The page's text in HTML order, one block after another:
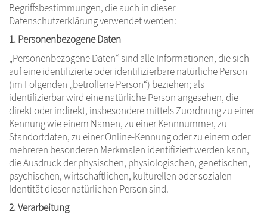
Begriffsbestimmungen, die auch in dieser
Datenschutzerklärung verwendet werden:
1. Personenbezogene Daten
„Personenbezogene Daten“ sind alle Informationen, die sich
auf eine identifizierte oder identifizierbare natürliche Person
(im Folgenden „betroffene Person“) beziehen; als
identifizierbar wird eine natürliche Person angesehen, die
direkt oder indirekt, insbesondere mittels Zuordnung zu einer
Kennung wie einem Namen, zu einer Kennnummer, zu
Standortdaten, zu einer Online-Kennung oder zu einem oder
mehreren besonderen Merkmalen identifiziert werden kann,
die Ausdruck der physischen, physiologischen, genetischen,
psychischen, wirtschaftlichen, kulturellen oder sozialen
Identität dieser natürlichen Person sind.
2. Verarbeitung